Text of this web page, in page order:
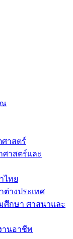
ณ
าสตร์
ศาสตร์และ
ไทย
ต่างประเทศ
ศึกษา ศาสนาและ
านอาชีพ